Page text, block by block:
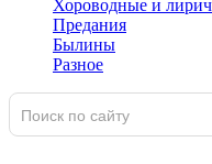
Хороводные и
Предания
Былины
Разное